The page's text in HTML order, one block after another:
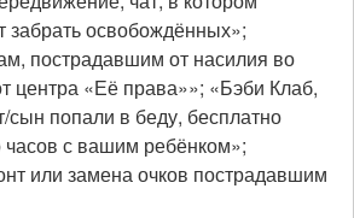
забрать освобождённых»;
пострадавшим от насилия во
центра «Её права»»; «Бэби Клаб,
попали в беду, бесплатно
часов с вашим ребёнком»;
или замена очков пострадавшим